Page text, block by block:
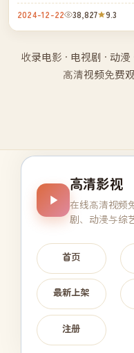
凑，值得推荐观看。
2024-12-22 38,827 9.3
收录电影 · 电视剧 · 动
高清视频免费
高清影视
在线高清视频
剧、动漫与综
首页
最新上架
注册